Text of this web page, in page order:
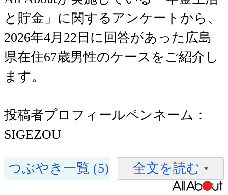
と貯金」に関するアンケートから、
2026年4月22日に回答があった広島
県在住67歳男性のケースをご紹介し
ます。
投稿者プロフィールペンネーム：
SIGEZOU
つぶやき一覧 (5) 全文を読む